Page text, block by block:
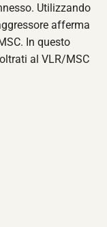
Utilizzando
afferma
In questo
al VLR/MSC